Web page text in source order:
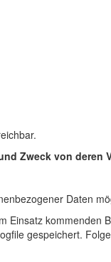
Zweck von deren
Daten
gespeichert.